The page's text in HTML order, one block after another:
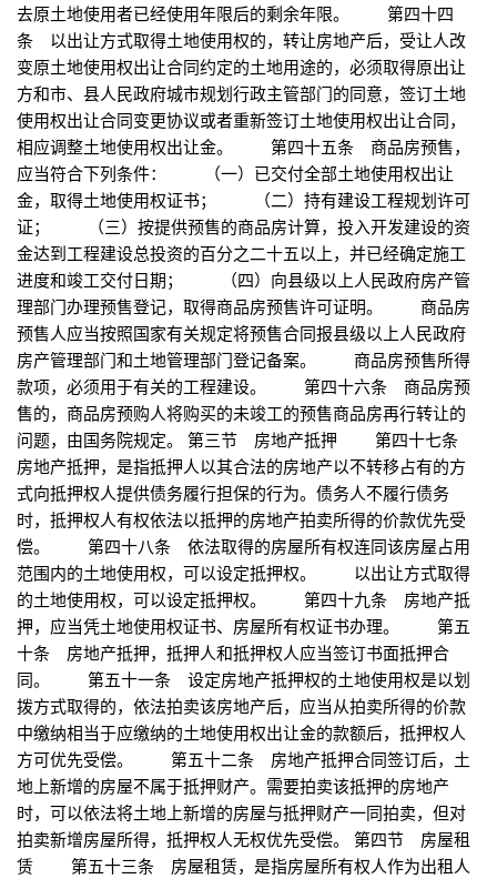
去原土地使用者已经使用年限后的剩余年限。 第四十四
条 以出让方式取得土地使用权的，转让房地产后，受让人改
变原土地使用权出让合同约定的土地用途的，必须取得原出让
方和市、县人民政府城市规划行政主管部门的同意，签订土地
使用权出让合同变更协议或者重新签订土地使用权出让合同，
相应调整土地使用权出让金。 第四十五条 商品房预售，
应当符合下列条件： （一）已交付全部土地使用权出让
金，取得土地使用权证书； （二）持有建设工程规划许可
证； （三）按提供预售的商品房计算，投入开发建设的资
金达到工程建设总投资的百分之二十五以上，并已经确定施工
进度和竣工交付日期； （四）向县级以上人民政府房产管
理部门办理预售登记，取得商品房预售许可证明。 商品房
预售人应当按照国家有关规定将预售合同报县级以上人民政府
房产管理部门和土地管理部门登记备案。 商品房预售所得
款项，必须用于有关的工程建设。 第四十六条 商品房预
售的，商品房预购人将购买的未竣工的预售商品房再行转让的
问题，由国务院规定。 第三节 房地产抵押 第四十七条
房地产抵押，是指抵押人以其合法的房地产以不转移占有的方
式向抵押权人提供债务履行担保的行为。债务人不履行债务
时，抵押权人有权依法以抵押的房地产拍卖所得的价款优先受
偿。 第四十八条 依法取得的房屋所有权连同该房屋占用
范围内的土地使用权，可以设定抵押权。 以出让方式取得
的土地使用权，可以设定抵押权。 第四十九条 房地产抵
押，应当凭土地使用权证书、房屋所有权证书办理。 第五
十条 房地产抵押，抵押人和抵押权人应当签订书面抵押合
同。 第五十一条 设定房地产抵押权的土地使用权是以划
拨方式取得的，依法拍卖该房地产后，应当从拍卖所得的价款
中缴纳相当于应缴纳的土地使用权出让金的款额后，抵押权人
方可优先受偿。 第五十二条 房地产抵押合同签订后，土
地上新增的房屋不属于抵押财产。需要拍卖该抵押的房地产
时，可以依法将土地上新增的房屋与抵押财产一同拍卖，但对
拍卖新增房屋所得，抵押权人无权优先受偿。 第四节 房屋租
赁 第五十三条 房屋租赁，是指房屋所有权人作为出租人